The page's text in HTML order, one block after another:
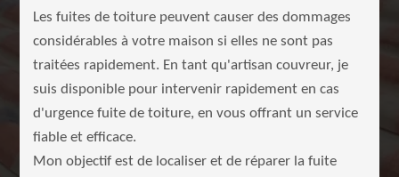
Les fuites de toiture peuvent causer des dommages
considérables à votre maison si elles ne sont pas
traitées rapidement. En tant qu'artisan couvreur, je
suis disponible pour intervenir rapidement en cas
d'urgence fuite de toiture, en vous offrant un service
fiable et efficace.
Mon objectif est de localiser et de réparer la fuite